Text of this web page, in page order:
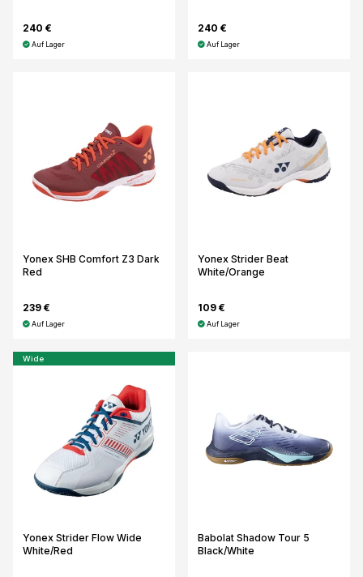
240 €
Auf Lager
240 €
Auf Lager
Yonex SHB Comfort Z3 Dark
Red
239 €
Auf Lager
Yonex Strider Beat
White/Orange
109 €
Auf Lager
Wide
Yonex Strider Flow Wide
White/Red
Babolat Shadow Tour 5
Black/White